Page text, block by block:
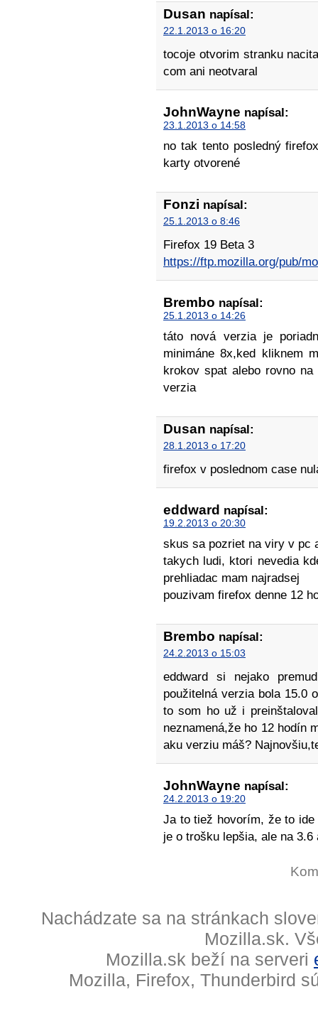
Dusan napísal:
22.1.2013 o 16:20
tocoje otvorim stranku
com ani neotvaral
JohnWayne napísal:
23.1.2013 o 14:58
no tak tento posledný
karty otvorené
Fonzi napísal:
25.1.2013 o 8:46
Firefox 19 Beta 3
https://ftp.mozilla.org/pub/
Brembo napísal:
25.1.2013 o 14:26
táto nová verzia je
minimáne 8x,ked kliknem
krokov spat alebo rovno
verzia
Dusan napísal:
28.1.2013 o 17:20
firefox v poslednom case
eddward napísal:
19.2.2013 o 20:30
skus sa pozriet na viry v pc
takych ludi, ktori nevedia
prehliadac mam najradsej
pouzivam firefox denne 12
Brembo napísal:
24.2.2013 o 15:03
eddward si nejako
použitelná verzia bola 15.0
to som ho už i
neznamená,že ho 12 hodín
aku verziu máš?
JohnWayne napísal:
24.2.2013 o 19:20
Ja to tiež hovorím, že to
je o trošku lepšia, ale na
Nachádzate sa na stránkach
Mozilla.sk.
Mozilla.sk beží na serveri
Mozilla, Firefox, Thunderbird